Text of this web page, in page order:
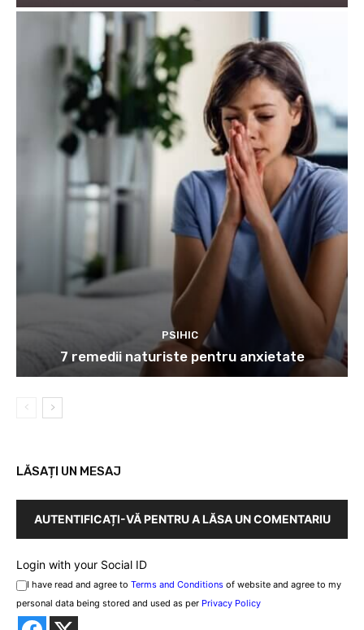
PSIHIC
7 remedii naturiste pentru anxietate
LĂSAȚI UN MESAJ
AUTENTIFICAȚI-VĂ PENTRU A LĂSA UN COMENTARIU
Login with your Social ID
I have read and agree to Terms and Conditions of website and agree to my
personal data being stored and used as per Privacy Policy